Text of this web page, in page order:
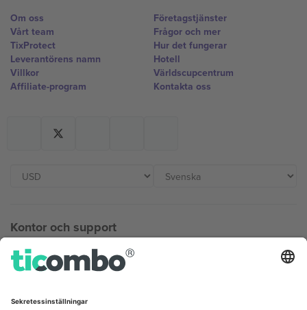
Om oss
Vårt team
TixProtect
Leverantörens namn
Villkor
Affiliate-program
Företagstjänster
Frågor och mer
Hur det fungerar
Hotell
Världscupcentrum
Kontakta oss
Kontor och support
Germany
Unter den Linden 24, 10117